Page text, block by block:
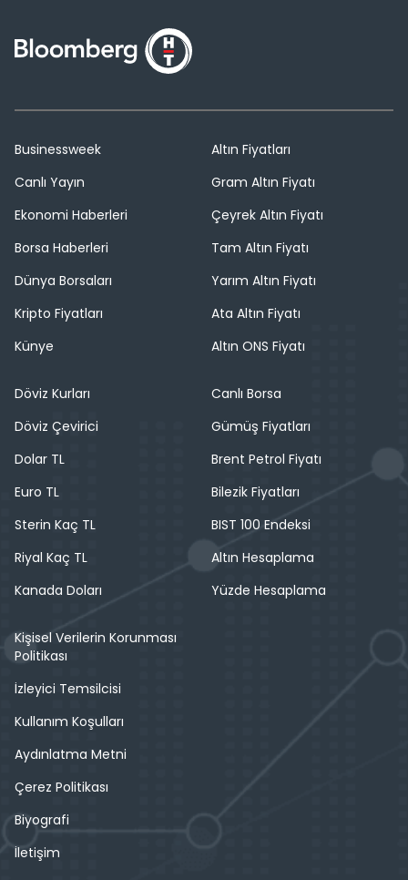
Businessweek
Canlı Yayın
Ekonomi Haberleri
Borsa Haberleri
Dünya Borsaları
Kripto Fiyatları
Künye
Altın Fiyatları
Gram Altın Fiyatı
Çeyrek Altın Fiyatı
Tam Altın Fiyatı
Yarım Altın Fiyatı
Ata Altın Fiyatı
Altın ONS Fiyatı
Döviz Kurları
Döviz Çevirici
Dolar TL
Euro TL
Sterin Kaç TL
Riyal Kaç TL
Kanada Doları
Canlı Borsa
Gümüş Fiyatları
Brent Petrol Fiyatı
Bilezik Fiyatları
BIST 100 Endeksi
Altın Hesaplama
Yüzde Hesaplama
Kişisel Verilerin Korunması
Politikası
İzleyici Temsilcisi
Kullanım Koşulları
Aydınlatma Metni
Çerez Politikası
Biyografi
İletişim